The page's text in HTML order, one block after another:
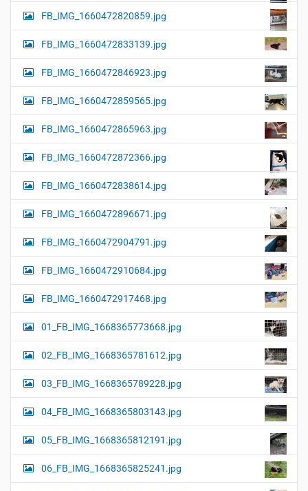
FB_IMG_1660472820859.jpg
FB_IMG_1660472833139.jpg
FB_IMG_1660472846923.jpg
FB_IMG_1660472859565.jpg
FB_IMG_1660472865963.jpg
FB_IMG_1660472872366.jpg
FB_IMG_1660472838614.jpg
FB_IMG_1660472896671.jpg
FB_IMG_1660472904791.jpg
FB_IMG_1660472910684.jpg
FB_IMG_1660472917468.jpg
01_FB_IMG_1668365773668.jpg
02_FB_IMG_1668365781612.jpg
03_FB_IMG_1668365789228.jpg
04_FB_IMG_1668365803143.jpg
05_FB_IMG_1668365812191.jpg
06_FB_IMG_1668365825241.jpg